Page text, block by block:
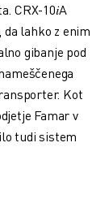
CRX-10𝑖A
lahko z enim
gibanje pod
Kot
Famar v
tudi sistem